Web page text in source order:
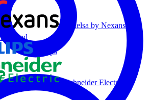
Centelsa by Nexans
Legrand
Philips
Schneider Electric